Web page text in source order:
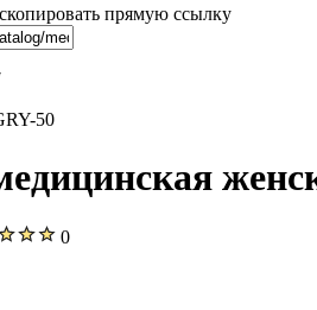
прямую ссылку
50
0